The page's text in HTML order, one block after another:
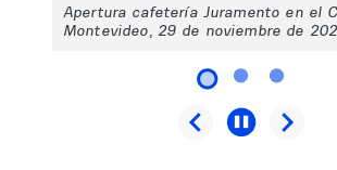
Apertura cafetería Juramento en el
Montevideo, 29 de noviembre de